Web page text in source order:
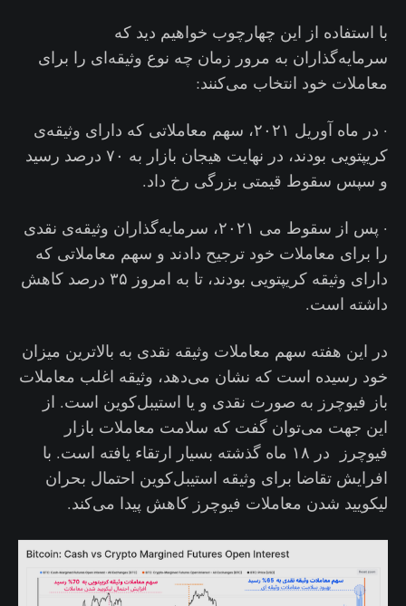
با استفاده از این چهارچوب خواهیم دید که
سرمایه‌گذاران به مرور زمان چه نوع وثیقه‌ای را برای
معاملات خود انتخاب می‌کنند:
· در ماه آوریل ۲۰۲۱، سهم معاملاتی که دارای وثیقه‌ی
کریپتویی بودند، در نهایت هیجان بازار به ۷۰ درصد رسید
و سپس سقوط قیمتی بزرگی رخ داد.
· پس از سقوط می ۲۰۲۱، سرمایه‌گذاران وثیقه‌ی نقدی
را برای معاملات خود ترجیح دادند و سهم معاملاتی که
دارای وثیقه کریپتویی بودند، تا به امروز ۳۵ درصد کاهش
داشته است.
در این هفته سهم معاملات وثیقه نقدی به بالاترین میزان
خود رسیده است که نشان می‌دهد، وثیقه اغلب معاملات
باز فیوچرز به صورت نقدی و یا استیبل‌کوین است. از
این جهت می‌توان گفت که سلامت معاملات بازار
فیوچرز در ۱۸ ماه گذشته بسیار ارتقاء یافته است. با
افرایش تقاضا برای وثیقه استیبل‌کوین احتمال بحران
لیکویید شدن معاملات فیوچرز کاهش پیدا می‌کند.